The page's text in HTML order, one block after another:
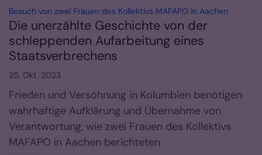
Besuch von zwei Frauen des Kollektivs MAFAPO in Aachen
Die unerzählte Geschichte von der
schleppenden Aufarbeitung eines
Staatsverbrechens
25. Okt. 2023
Frieden und Versöhnung in Kolumbien benötigen
wahrhaftige Aufklärung und Übernahme von
Verantwortung, wie zwei Frauen des Kollektivs
MAFAPO in Aachen berichteten